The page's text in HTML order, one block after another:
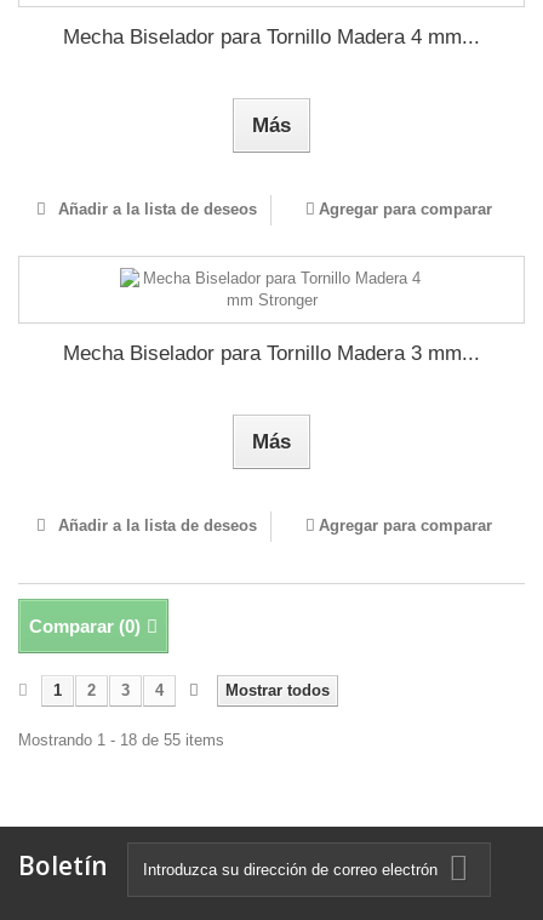
Mecha Biselador para Tornillo Madera 4 mm...
Más
Añadir a la lista de deseos Agregar para comparar
Mecha Biselador para Tornillo Madera 3 mm...
Más
Añadir a la lista de deseos Agregar para comparar
Comparar (0)
Mostrar todos
1 2 3 4
Mostrando 1 - 18 de 55 items
Boletín